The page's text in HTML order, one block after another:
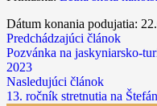
Dátum konania podujatia:
Predchádzajúci článok
Pozvánka na jaskyniarsko-
2023
Nasledujúci článok
13. ročník stretnutia na